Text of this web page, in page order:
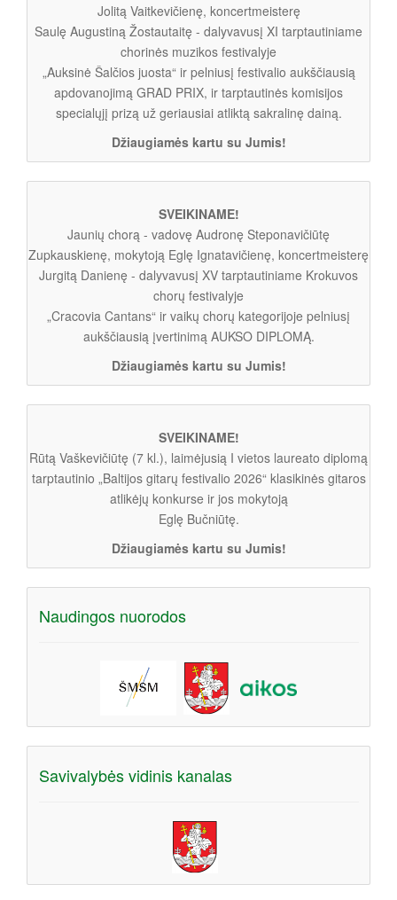
Jolitą Vaitkevičienę, koncertmeisterę
Saulę Augustiną Žostautaitę - dalyvavusį XI tarptautiniame
chorinės muzikos festivalyje
„Auksinė Šalčios juosta“ ir pelniusį festivalio aukščiausią
apdovanojimą GRAD PRIX, ir tarptautinės komisijos
specialųjį prizą už geriausiai atliktą sakralinę dainą.
Džiaugiamės kartu su Jumis!
SVEIKINAME!
Jaunių chorą - vadovę Audronę Steponavičiūtę
Zupkauskienę, mokytoją Eglę Ignatavičienę, koncertmeisterę
Jurgitą Danienę - dalyvavusį XV tarptautiniame Krokuvos
chorų festivalyje
„Cracovia Cantans“ ir vaikų chorų kategorijoje pelniusį
aukščiausią įvertinimą AUKSO DIPLOMĄ.
Džiaugiamės kartu su Jumis!
SVEIKINAME!
Rūtą Vaškevičiūtę (7 kl.), laimėjusią I vietos laureato diplomą
tarptautinio „Baltijos gitarų festivalio 2026“ klasikinės gitaros
atlikėjų konkurse ir jos mokytoją
Eglę Bučniūtę.
Džiaugiamės kartu su Jumis!
Naudingos nuorodos
Savivalybės vidinis kanalas